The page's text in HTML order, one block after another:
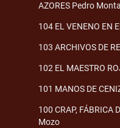
AZORES Pedro
104 EL VENENO EN
103 ARCHIVOS DE
102 EL MAESTRO
101 MANOS DE
100 CRAP, FÁBRICA
Mozo